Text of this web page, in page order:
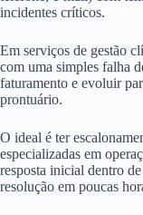
incidentes críticos.
Em serviços de gestão
com uma simples falha
faturamento e evoluir
prontuário.
O ideal é ter
especializadas em
resposta inicial dentro
resolução em poucas